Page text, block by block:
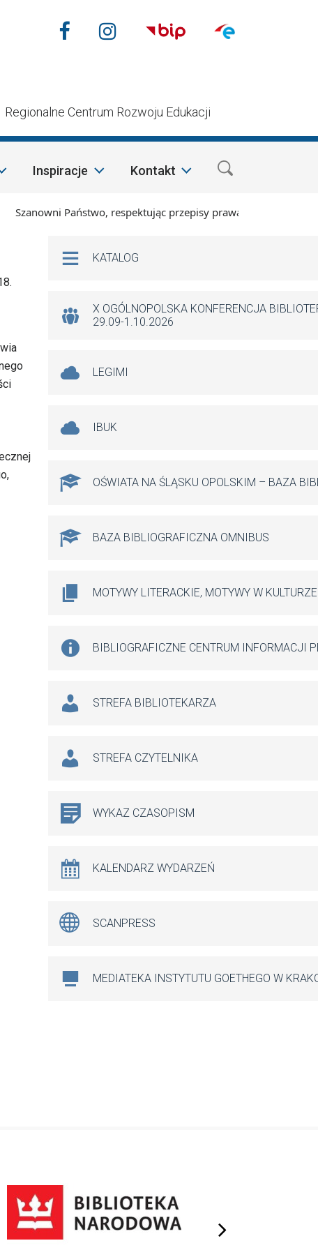
Nasze media
FacebookInstagram
Regionalne Centrum Rozwoju Edukacji
Inspiracje Kontakt
Państwo, respektując przepisy prawa i mając na
Na skróty
KATALOG
X OGÓLNOPOLSKA KONFERENCJA
29.09-1.10.2026
LEGIMI
IBUK
OŚWIATA NA ŚLĄSKU OPOLSKIM – BAZA
BAZA BIBLIOGRAFICZNA OMNIBUS
MOTYWY LITERACKIE, MOTYWY W KULTURZE
BIBLIOGRAFICZNE CENTRUM INFORMACJI
STREFA BIBLIOTEKARZA
STREFA CZYTELNIKA
WYKAZ CZASOPISM
KALENDARZ WYDARZEŃ
SCANPRESS
MEDIATEKA INSTYTUTU GOETHEGO W
next